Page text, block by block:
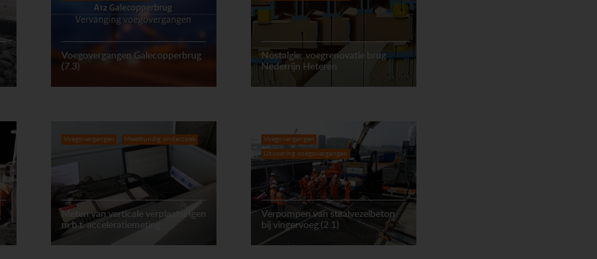
Voegovergangen Galecopperbrug
(7.3)
Nostalgie: voegrenovatie brug
Nederrijn Heteren
Voegovergangen Meetkundig onderzoek
Meten van verticale verplaatsingen
m.b.t. acceleratiemeting
Voegovergangen
Uitvoering voegovergangen
Verpompen van staalvezelbeton
bij vingervoeg (2.1)